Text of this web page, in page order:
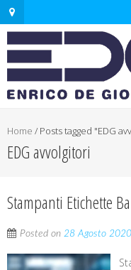
Home / Posts tagged "EDG
EDG avvolgitori
Stampanti Etichette
Posted on 28 Agosto 2020